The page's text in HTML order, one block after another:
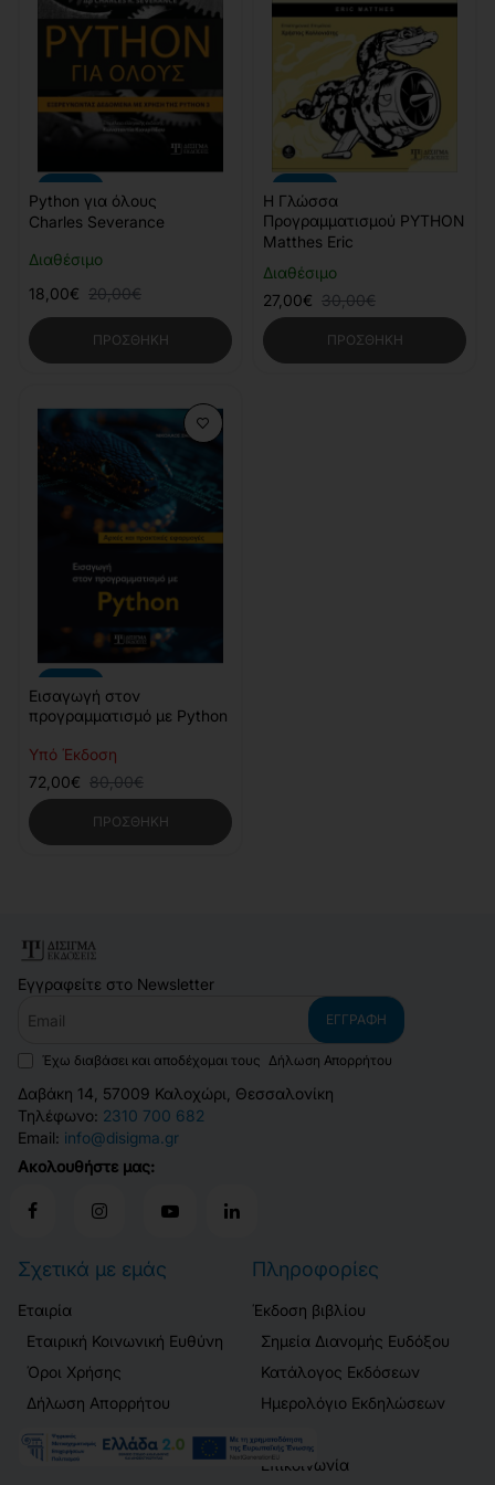
Διαθέσιμο
Python για όλους
Charles Severance
18,00€ 20,00€
ΠΡΟΣΘΉΚΗ
Διαθέσιμο
Η Γλώσσα
Προγραμματισμού PYTHON
Matthes Eric
27,00€ 30,00€
ΠΡΟΣΘΉΚΗ
Υπό Έκδοση
Εισαγωγή στον
προγραμματισμό με Python
72,00€ 80,00€
ΠΡΟΣΘΉΚΗ
Εγγραφείτε στο Newsletter
ΕΓΓΡΑΦΉ
Έχω διαβάσει και αποδέχομαι τους Δήλωση Απορρήτου
Δαβάκη 14, 57009 Καλοχώρι, Θεσσαλονίκη
Τηλέφωνο: 2310 700 682
Email: info@disigma.gr
Ακολουθήστε μας:
Σχετικά με εμάς
Εταιρία
Εταιρική Κοινωνική Ευθύνη
Όροι Χρήσης
Δήλωση Απορρήτου
Ασφάλεια Συναλλαγών
Πληροφορίες
Έκδοση βιβλίου
Σημεία Διανομής Ευδόξου
Κατάλογος Εκδόσεων
Ημερολόγιο Εκδηλώσεων
Blog
Επικοινωνία